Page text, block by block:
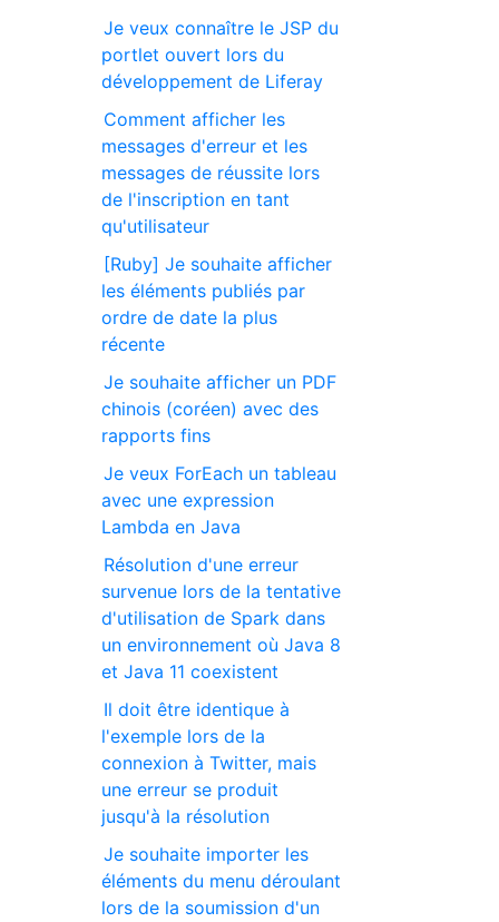
Je veux connaître le JSP du
portlet ouvert lors du
développement de Liferay
Comment afficher les
messages d'erreur et les
messages de réussite lors
de l'inscription en tant
qu'utilisateur
[Ruby] Je souhaite afficher
les éléments publiés par
ordre de date la plus
récente
Je souhaite afficher un PDF
chinois (coréen) avec des
rapports fins
Je veux ForEach un tableau
avec une expression
Lambda en Java
Résolution d'une erreur
survenue lors de la tentative
d'utilisation de Spark dans
un environnement où Java 8
et Java 11 coexistent
Il doit être identique à
l'exemple lors de la
connexion à Twitter, mais
une erreur se produit
jusqu'à la résolution
Je souhaite importer les
éléments du menu déroulant
lors de la soumission d'un